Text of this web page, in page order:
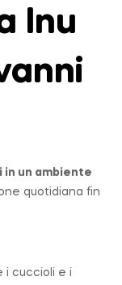
Inu
in un ambiente
quotidiana fin
i cuccioli e i